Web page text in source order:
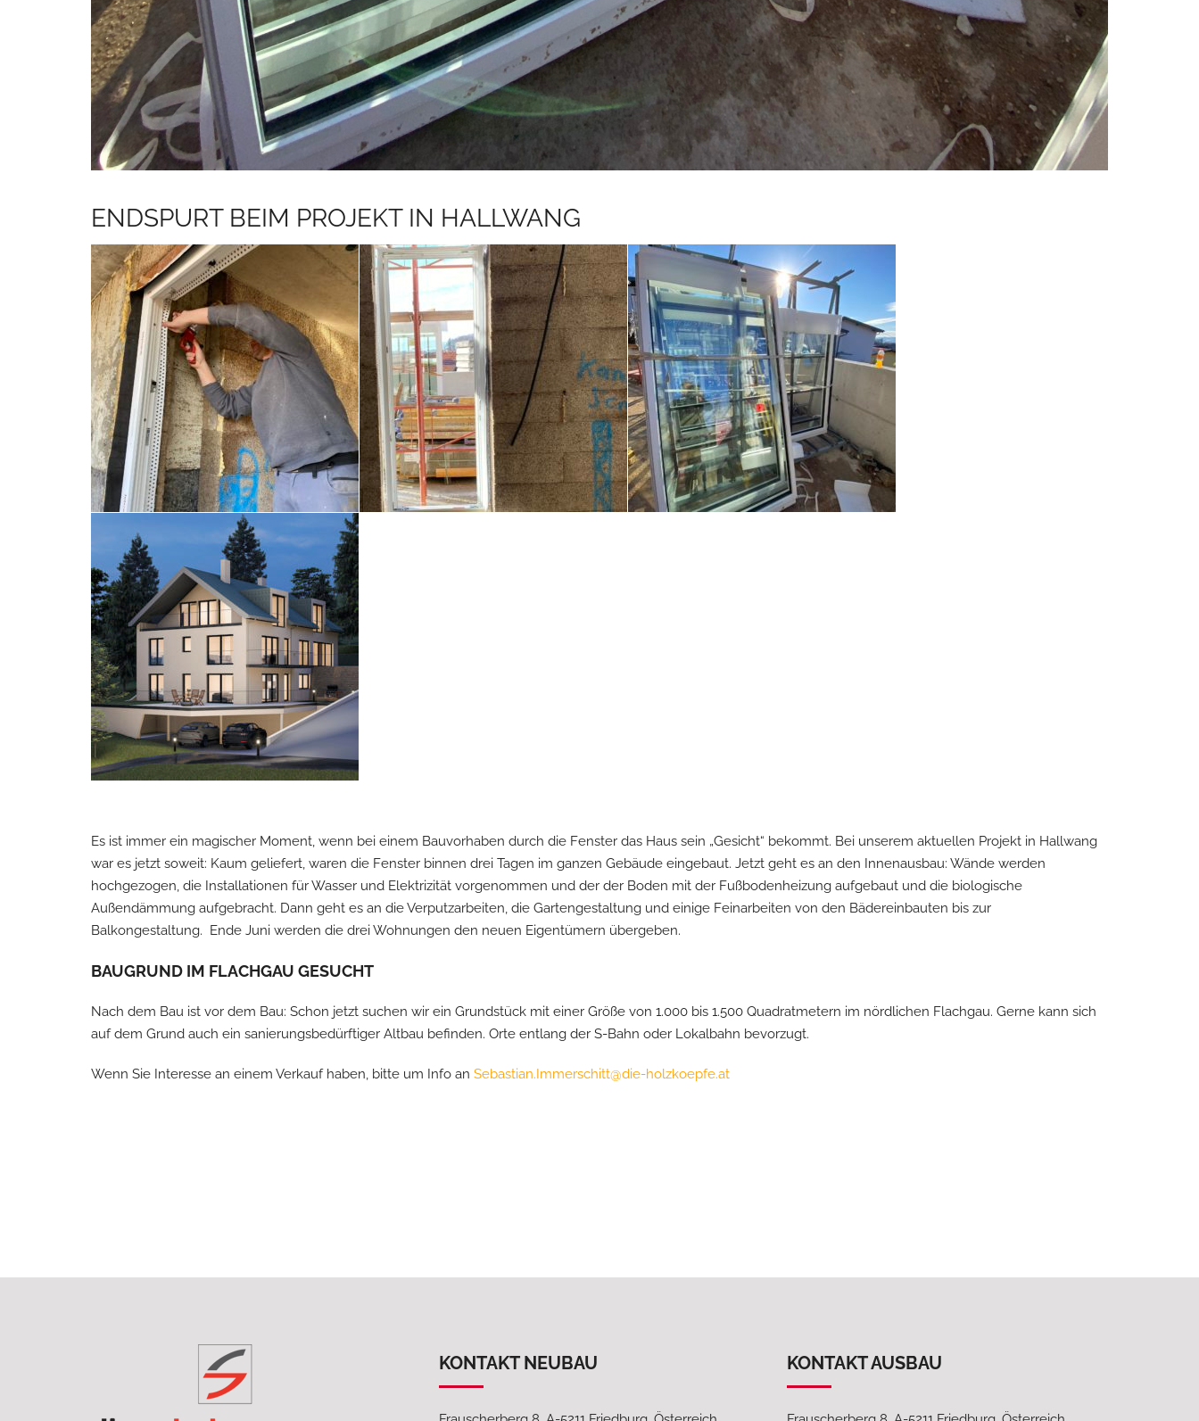
ENDSPURT BEIM PROJEKT IN HALLWANG
Es ist immer ein magischer Moment, wenn bei einem Bauvorhaben durch die Fenster das Haus sein „Gesicht“ bekommt. Bei unserem aktuellen Projekt in Hallwang
war es jetzt soweit: Kaum geliefert, waren die Fenster binnen drei Tagen im ganzen Gebäude eingebaut. Jetzt geht es an den Innenausbau: Wände werden
hochgezogen, die Installationen für Wasser und Elektrizität vorgenommen und der der Boden mit der Fußbodenheizung aufgebaut und die biologische
Außendämmung aufgebracht. Dann geht es an die Verputzarbeiten, die Gartengestaltung und einige Feinarbeiten von den Bädereinbauten bis zur
Balkongestaltung. Ende Juni werden die drei Wohnungen den neuen Eigentümern übergeben.
BAUGRUND IM FLACHGAU GESUCHT
Nach dem Bau ist vor dem Bau: Schon jetzt suchen wir ein Grundstück mit einer Größe von 1.000 bis 1.500 Quadratmetern im nördlichen Flachgau. Gerne kann sich
auf dem Grund auch ein sanierungsbedürftiger Altbau befinden. Orte entlang der S-Bahn oder Lokalbahn bevorzugt.
Wenn Sie Interesse an einem Verkauf haben, bitte um Info an Sebastian.Immerschitt@die-holzkoepfe.at
KONTAKT NEUBAU KONTAKT AUSBAU